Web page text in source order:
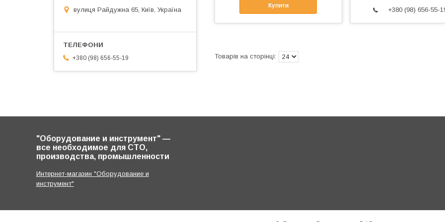
Купити
+380 (98) 656-55-
вулиця Райдужна 65, Київ, Україна
+380 (98) 656-55-19
"Оборудование и инструмент" ―
все необходимое для СТО,
производства, промышленности
Интернет-магазин "Оборудование и
инструмент"